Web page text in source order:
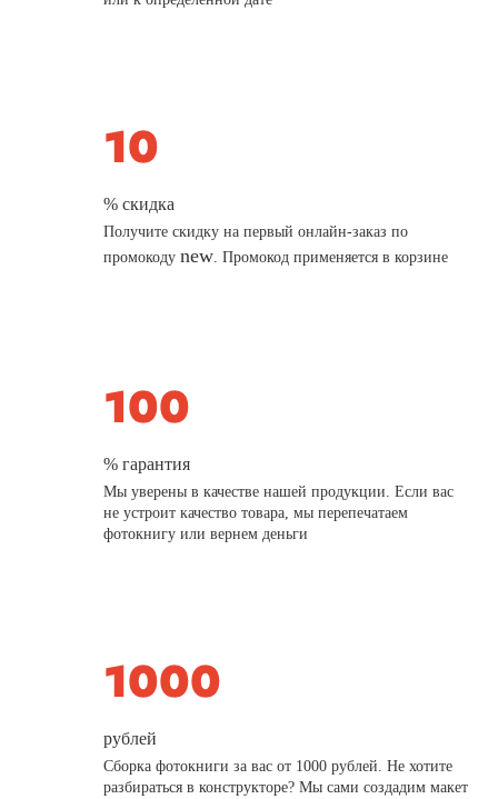
% скидка
Получите скидку на первый онлайн-заказ по
промокодуnew. Промокод применяется в корзине
% гарантия
Мы уверены в качестве нашей продукции. Если вас
не устроит качество товара, мы перепечатаем
фотокнигу или вернем деньги
рублей
Сборка фотокниги за вас от 1000 рублей. Не хотите
разбираться в конструкторе? Мы сами создадим макет